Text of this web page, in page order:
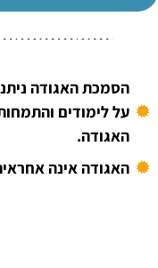
הסמכת האגודה
על לימודים
האגודה.
האגודה אינה